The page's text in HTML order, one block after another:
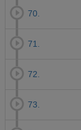
70.
71.
72.
73.